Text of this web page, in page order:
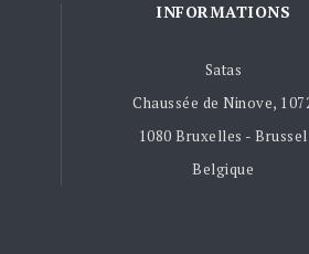
INFORMATIONS
Satas
Chaussée de Ninove,
1080 Bruxelles - Brussel
Belgique